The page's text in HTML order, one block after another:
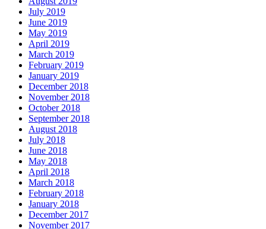
July 2019
June 2019
May 2019
April 2019
March 2019
February 2019
January 2019
December 2018
November 2018
October 2018
September 2018
August 2018
July 2018
June 2018
May 2018
April 2018
March 2018
February 2018
January 2018
December 2017
November 2017